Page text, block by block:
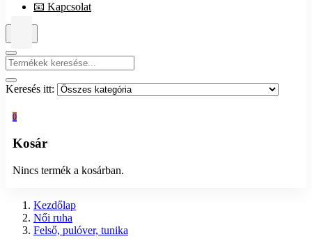
📧 Kapcsolat
Keresés itt:
0
Kosár
Nincs termék a kosárban.
Kezdőlap
Női ruha
Felső, pulóver, tunika